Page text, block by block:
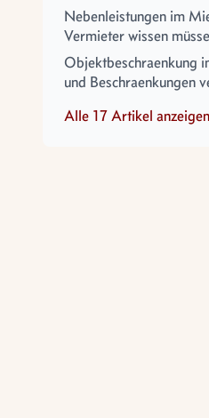
Nebenleistungen im
Vermieter wissen
Objektbeschraenkung
und Beschraenkungen
Alle 17 Artikel